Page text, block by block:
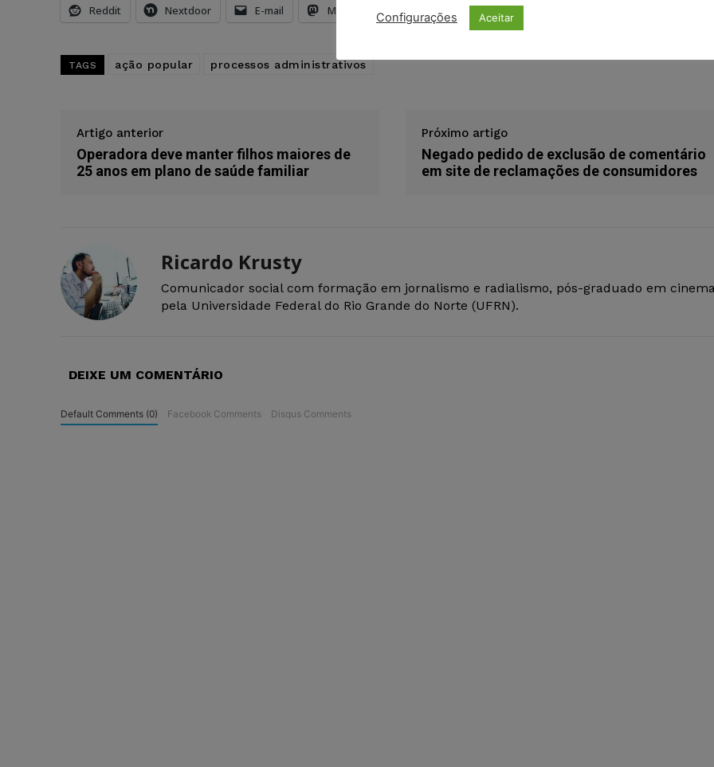
Reddit Nextdoor E-mail Mastodon LinkedIn
TAGS ação popular processos administrativos
Artigo anterior
Operadora deve manter filhos maiores de
25 anos em plano de saúde familiar
Próximo artigo
Negado pedido de exclusão de comentário
em site de reclamações de consumidores
Ricardo Krusty
Comunicador social com formação em jornalismo e radialismo, pós-graduado em
pela Universidade Federal do Rio Grande do Norte (UFRN).
DEIXE UM COMENTÁRIO
Default Comments (0) Facebook Comments Disqus Comments
Configurações Aceitar